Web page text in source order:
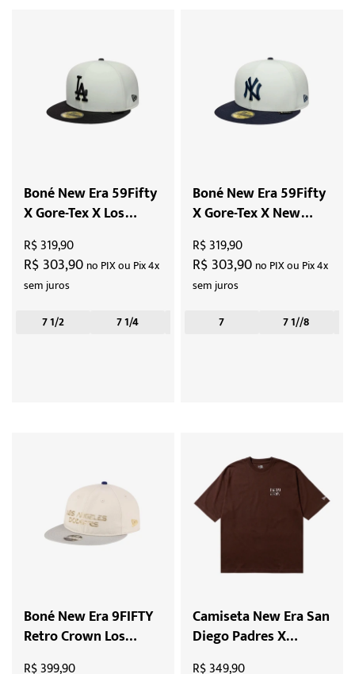
Boné New Era 59Fifty
X Gore-Tex X Los
Angeles Dodgers "Off
White"
R$ 303,90 no PIX ou Pix 4x
sem juros
R$ 319,90
7 1/2 7 1/4 7 3/8
Boné New Era 59Fifty
X Gore-Tex X New
York Yankees "Off
White"
R$ 303,90 no PIX ou Pix 4x
sem juros
R$ 319,90
7 7 1//8
Boné New Era 9FIFTY
Retro Crown Los
Angeles Dodgers X
R$ 399,90
Camiseta New Era San
Diego Padres X
Hajime Sorayama X
R$ 349,90